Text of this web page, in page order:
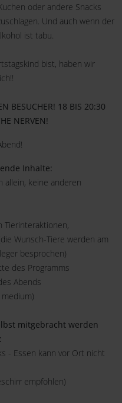
oder andere Snacks
Und auch wenn der
ist tabu.
bist, haben wir
BESUCHER! 18 BIS 20:30
NERVEN!
Inhalte:
allein, keine anderen
Tierinteraktionen,
Wunsch-Tiere werden am
besprochen)
des Programms
Abends
mitgebracht werden
- Essen kann vor Ort nicht
empfohlen)